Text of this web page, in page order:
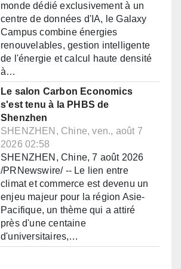
monde dédié exclusivement à un
centre de données d'IA, le Galaxy
Campus combine énergies
renouvelables, gestion intelligente
de l'énergie et calcul haute densité
à…
Le salon Carbon Economics
s'est tenu à la PHBS de
Shenzhen
SHENZHEN, Chine, ven., août 7
2026 02:58
SHENZHEN, Chine, 7 août 2026
/PRNewswire/ -- Le lien entre
climat et commerce est devenu un
enjeu majeur pour la région Asie-
Pacifique, un thème qui a attiré
près d'une centaine
d'universitaires,…